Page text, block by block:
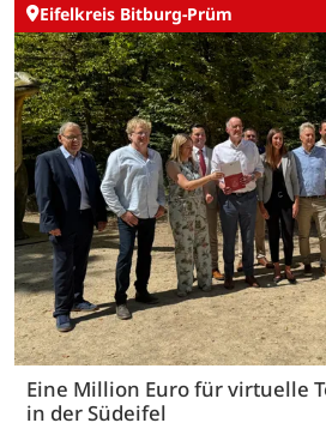
Eifelkreis Bitburg-Prüm
Eine Million Euro für virtuelle
in der Südeifel